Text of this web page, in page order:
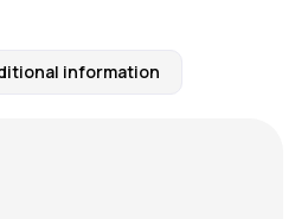
information